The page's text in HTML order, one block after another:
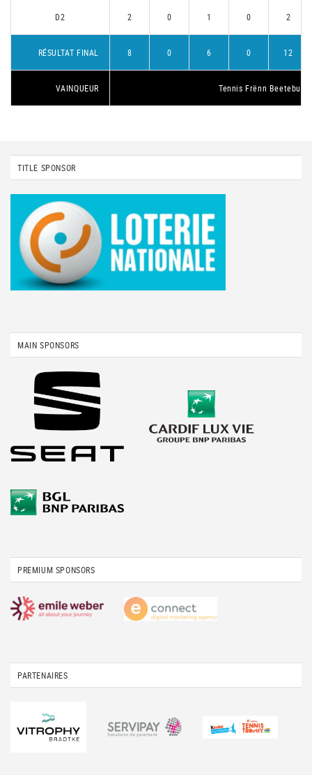
D2 2 0 1 0 2
RÉSULTAT FINAL 8 0 6 0 12
VAINQUEUR Tennis Frënn
TITLE SPONSOR
MAIN SPONSORS
PREMIUM SPONSORS
PARTENAIRES